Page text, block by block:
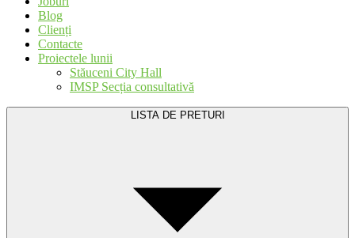
Blog
Clienți
Contacte
Proiectele lunii
Stăuceni City Hall
IMSP Secția consultativă
LISTA DE PRETURI